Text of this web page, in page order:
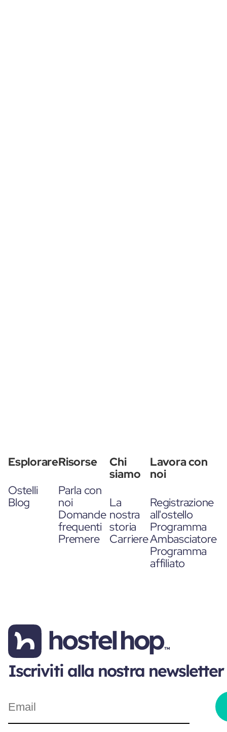
Esplorare
Ostelli
Blog
Risorse
Parla con
noi
Domande
frequenti
Premere
Chi
siamo
La
nostra
storia
Carriere
Lavora con
noi
Registrazione
all'ostello
Programma
Ambasciatore
Programma
affiliato
Iscriviti alla nostra newsletter